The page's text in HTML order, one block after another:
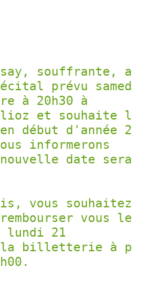
souffrante, a
prévu samed
à 20h30 à
et souhaite l
début d'année 2
informerons
date sera
vous souhaitez
vous le
lundi 21
la billetterie à p